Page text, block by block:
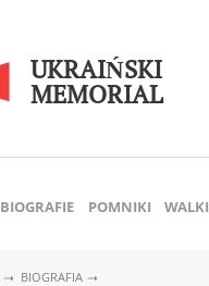
UKRAIŃSKI
MEMORIAL
BIOGRAFIE POMNIKI WALKI
BIOGRAFIA